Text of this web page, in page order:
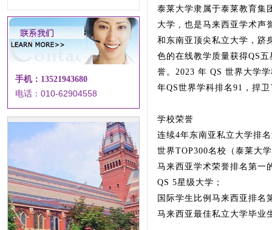
手机：13521943680
电话：010-62904558
泰莱大学隶属于泰莱教育集
大学 , 也是马来西亚学术声
和东南亚顶尖私立大学，跻
色的在线教学质量获得QS
誉。2023 年 QS 世界大学
年QS世界学科排名91，捍
学校荣誉
连续4年东南亚私立大学排
世界TOP300名校（泰莱大
马来西亚学术荣誉排名第一
QS 5星级大学；
国际学生比例马来西亚排名
马来西亚最佳私立大学毕业